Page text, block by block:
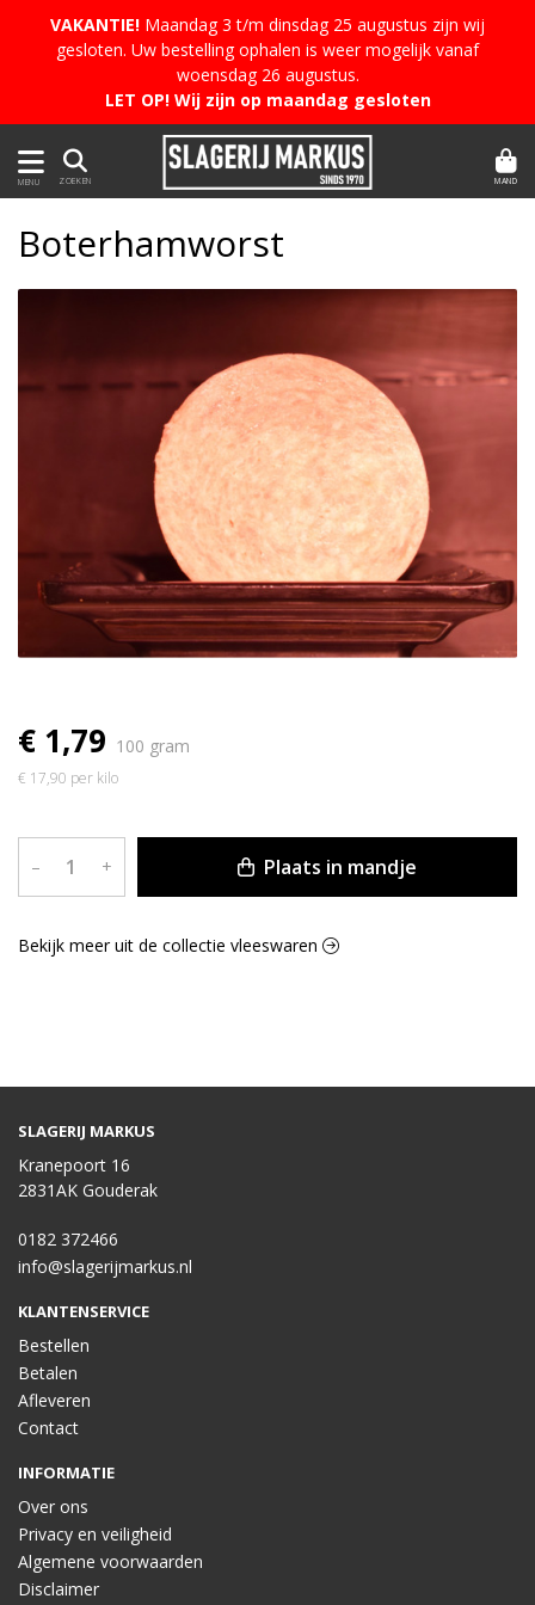
VAKANTIE! Maandag 3 t/m dinsdag 25 augustus zijn wij
gesloten. Uw bestelling ophalen is weer mogelijk vanaf
woensdag 26 augustus.
LET OP! Wij zijn op maandag gesloten
MENU ZOEKEN MAND
Boterhamworst
€ 1,79 100 gram
€ 17,90 per kilo
– + Plaats in mandje
Bekijk meer uit de collectie vleeswaren
SLAGERIJ MARKUS
Kranepoort 16
2831AK Gouderak
0182 372466
info@slagerijmarkus.nl
KLANTENSERVICE
Bestellen
Betalen
Afleveren
Contact
INFORMATIE
Over ons
Privacy en veiligheid
Algemene voorwaarden
Disclaimer